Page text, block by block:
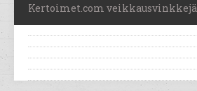
Kertoimet.com veikkausvinkkejä